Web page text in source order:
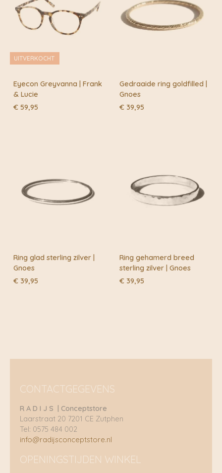
Behandelen
Je kunt alle Keecie artikelen gemakkelijk schoonmaken
met milde zeep.
Het leer hoeft niet ingespoten te worden.
gebruik. En ze gaan jarenlang mee.
UITVERKOCHT
Eyecon Greyvanna | Frank
& Lucie
€ 59,95
Gedraaide ring goldfilled |
Gnoes
€ 39,95
Ring glad sterling zilver |
Gnoes
€ 39,95
Ring gehamerd breed
sterling zilver | Gnoes
€ 39,95
CONTACTGEGEVENS
R A D I J S | Conceptstore
Laarstraat 20 7201 CE Zutphen
Tel: 0575 484 002
info@radijsconceptstore.nl
OPENINGSTIJDEN WINKEL